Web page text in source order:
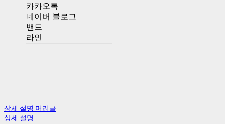
카카오톡
네이버 블로그
밴드
라인
상세 설명 머리글
상세 설명